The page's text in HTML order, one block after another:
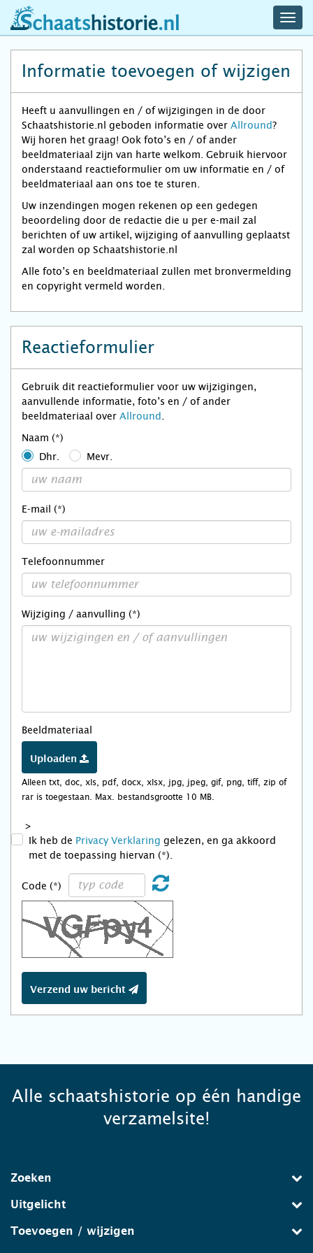
schaatshistorie.nl
Informatie toevoegen of wijzigen
Heeft u aanvullingen en / of wijzigingen in de door
Schaatshistorie.nl geboden informatie over Allround?
Wij horen het graag! Ook foto’s en / of ander
beeldmateriaal zijn van harte welkom. Gebruik hiervoor
onderstaand reactieformulier om uw informatie en / of
beeldmateriaal aan ons toe te sturen.
Uw inzendingen mogen rekenen op een gedegen
beoordeling door de redactie die u per e-mail zal
berichten of uw artikel, wijziging of aanvulling geplaatst
zal worden op Schaatshistorie.nl
Alle foto’s en beeldmateriaal zullen met bronvermelding
en copyright vermeld worden.
Reactieformulier
Gebruik dit reactieformulier voor uw wijzigingen,
aanvullende informatie, foto’s en / of ander
beeldmateriaal over Allround
Naam (*)
Dhr.
Mevr.
E-mail (*)
Telefoonnummer
Wijziging / aanvulling (*)
Beeldmateriaal
Uploaden
Alleen txt, doc, xls, pdf, docx, xlsx, jpg, jpeg, gif, png, tiff, zip of
rar is toegestaan. Max. bestandsgrootte 10 MB.
>
Ik heb de Privacy Verklaring gelezen, en ga akkoord
met de toepassing hiervan (*).
Code (*)
Verzend uw bericht
Alle schaatshistorie op één handige
verzamelsite!
Zoeken
Uitgelicht
Toevoegen / wijzigen